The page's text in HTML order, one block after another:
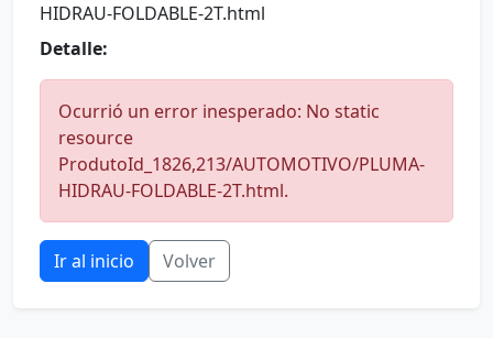
HIDRAU-FOLDABLE-2T.html
Detalle:
Ocurrió un error inesperado: No static
resource
ProdutoId_1826,213/AUTOMOTIVO/PLUMA-
HIDRAU-FOLDABLE-2T.html.
Ir al inicio Volver